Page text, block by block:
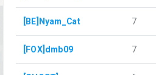
[BE]Nyam_Cat 7
[FOX]dmb09 7